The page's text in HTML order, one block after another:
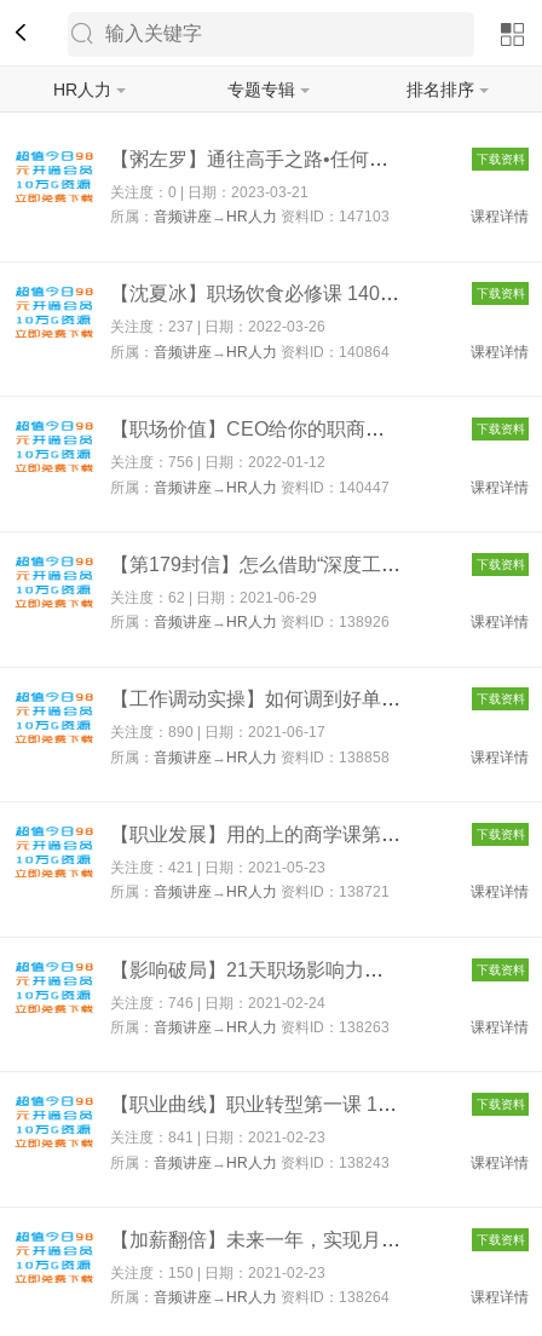
HR人力 专题专辑 排名排序
【粥左罗】通往高手之路•任何领域从新手到高手的底层方法 ... 下载资料
关注度：0 | 日期： 2023-03-21
所属：音频讲座→ HR人力 资料ID：147103 课程详情
【沈夏冰】职场饮食必修课 140864 下载资料
关注度：237 | 日期：2022-03-26
所属：音频讲座→ HR人力 资料ID：140864 课程详情
【职场价值】CEO给你的职商第一课 140447 下载资料
关注度：756 | 日期：2022-01-12
所属：音频讲座→ HR人力 资料ID：140447 课程详情
【第179封信】怎么借助“深度工作”找到适合自己的职业 138926 下载资料
关注度：62 | 日期： 2021-06-29
所属：音频讲座→ HR人力 资料ID：138926 课程详情
【工作调动实操】如何调到好单位，好部门去？ 138858 下载资料
关注度：890 | 日期：2021-06-17
所属：音频讲座→ HR人力 资料ID：138858 课程详情
【职业发展】用的上的商学课第二季高效能人士的50个方法 138721 下载资料
关注度：421 | 日期：2021-05-23
所属：音频讲座→ HR人力 资料ID：138721 课程详情
【影响破局】21天职场影响力实战营 138263 下载资料
关注度：746 | 日期： 2021-02-24
所属：音频讲座→ HR人力 资料ID：138263 课程详情
【职业曲线】职业转型第一课 138243 下载资料
关注度：841 | 日期：2021-02-23
所属：音频讲座→ HR人力 资料ID：138243 课程详情
【加薪翻倍】未来一年，实现月薪翻倍 138264 下载资料
关注度：150 | 日期： 2021-02-23
所属：音频讲座→ HR人力 资料ID：138264 课程详情